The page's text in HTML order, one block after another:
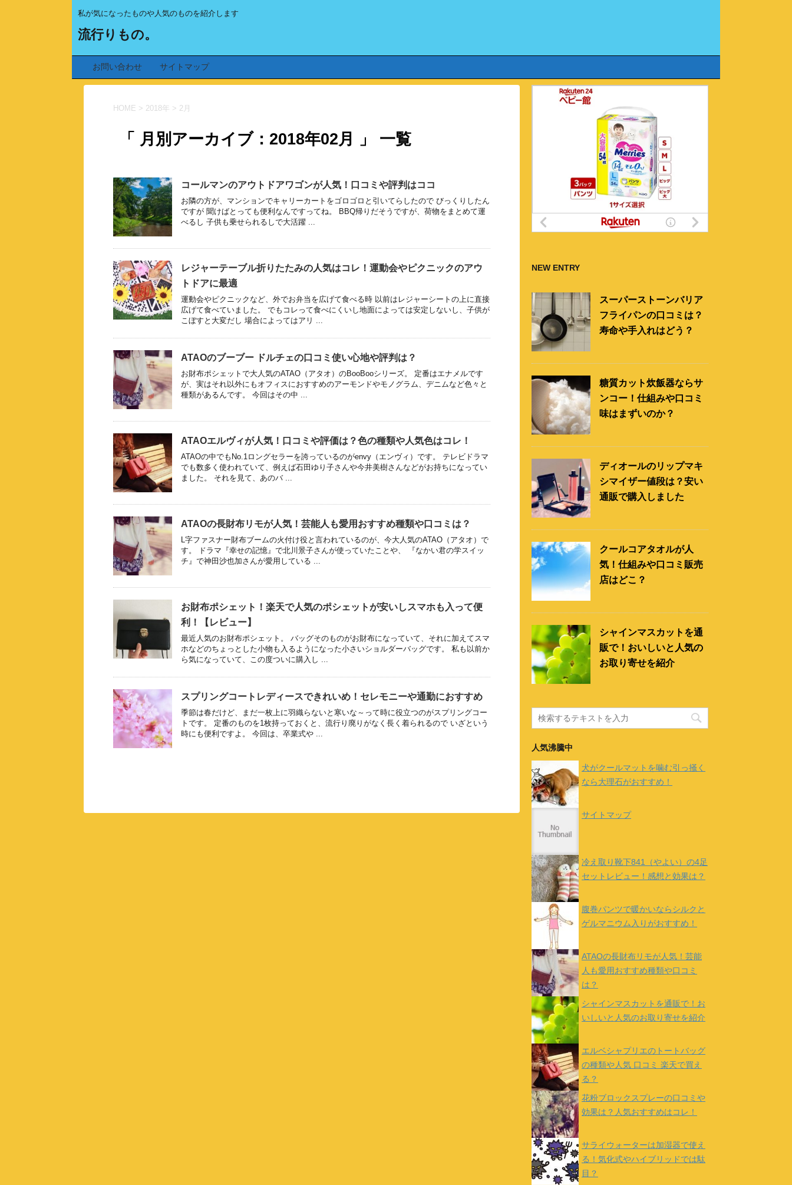
私が気になったものや人気のものを紹介します
流行りもの。
お問い合わせ サイトマップ
HOME > 2018年 > 2月
「 月別アーカイブ：2018年02月 」 一覧
コールマンのアウトドアワゴンが人気！口コミや評判はココ
お隣の方が、マンションでキャリーカートをゴロゴロと引いてらしたので びっくりしたん
ですが 聞けばとっても便利なんですってね。 BBQ帰りだそうですが、荷物をまとめて運
べるし 子供も乗せられるしで大活躍 ...
レジャーテーブル折りたたみの人気はコレ！運動会やピクニックのアウ
トドアに最適
運動会やピクニックなど、外でお弁当を広げて食べる時 以前はレジャーシートの上に直接
広げて食べていました。 でもコレって食べにくいし地面によっては安定しないし、子供が
こぼすと大変だし 場合によってはアリ ...
ATAOのブーブー ドルチェの口コミ使い心地や評判は？
お財布ポシェットで大人気のATAO（アタオ）のBooBooシリーズ。 定番はエナメルです
が、実はそれ以外にもオフィスにおすすめのアーモンドやモノグラム、デニムなど色々と
種類があるんです。 今回はその中 ...
ATAOエルヴィが人気！口コミや評価は？色の種類や人気色はコレ！
ATAOの中でもNo.1ロングセラーを誇っているのがenvy（エンヴィ）です。 テレビドラマ
でも数多く使われていて、例えば石田ゆり子さんや今井美樹さんなどがお持ちになってい
ました。 それを見て、あのバ ...
ATAOの長財布リモが人気！芸能人も愛用おすすめ種類や口コミは？
L字ファスナー財布ブームの火付け役と言われているのが、今大人気のATAO（アタオ）で
す。 ドラマ『幸せの記憶』で北川景子さんが使っていたことや、 『なかい君の学スイッ
チ』で神田沙也加さんが愛用している ...
お財布ポシェット！楽天で人気のポシェットが安いしスマホも入って便
利！【レビュー】
最近人気のお財布ポシェット。 バッグそのものがお財布になっていて、それに加えてスマ
ホなどのちょっとした小物も入るようになった小さいショルダーバッグです。 私も以前か
ら気になっていて、この度ついに購入し ...
スプリングコートレディースできれいめ！セレモニーや通勤におすすめ
季節は春だけど、まだ一枚上に羽織らないと寒いな～って時に役立つのがスプリングコー
トです。 定番のものを1枚持っておくと、流行り廃りがなく長く着られるので いざという
時にも便利ですよ。 今回は、卒業式や ...
NEW ENTRY
スーパーストーンバリア
フライパンの口コミは？
寿命や手入れはどう？
糖質カット炊飯器ならサ
ンコー！仕組みや口コミ
味はまずいのか？
ディオールのリップマキ
シマイザー値段は？安い
通販で購入しました
クールコアタオルが人
気！仕組みや口コミ販売
店はどこ？
シャインマスカットを通
販で！おいしいと人気の
お取り寄せを紹介
人気沸騰中
犬がクールマットを噛む引っ掻く
なら大理石がおすすめ！
サイトマップ
冷え取り靴下841（やよい）の4足
セットレビュー！感想と効果は？
腹巻パンツで暖かいならシルクと
ゲルマニウム入りがおすすめ！
ATAOの長財布リモが人気！芸能
人も愛用おすすめ種類や口コミ
は？
シャインマスカットを通販で！お
いしいと人気のお取り寄せを紹介
エルベシャプリエのトートバッグ
の種類や人気 口コミ 楽天で買え
る？
花粉ブロックスプレーの口コミや
効果は？人気おすすめはコレ！
サライウォーターは加湿器で使え
る！気化式やハイブリッドでは駄
目？